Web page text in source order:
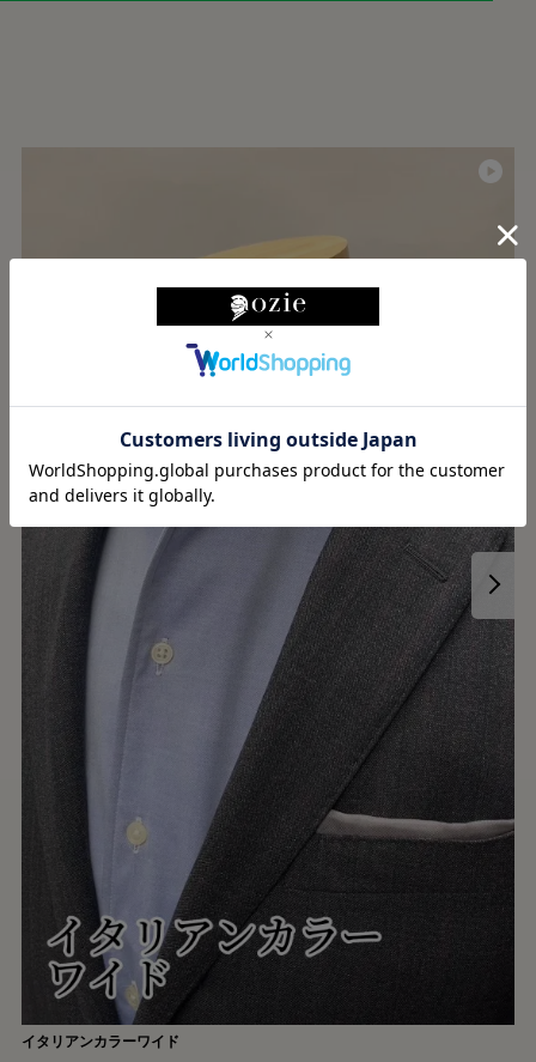
イタリアンカラーワイド